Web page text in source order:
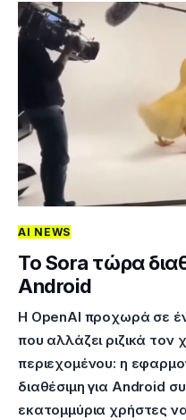
AI NEWS
Το Sora τώρα
Android
Η OpenAI προχωρά σε
που αλλάζει ριζικά τον
περιεχομένου: η
διαθέσιμη για Android
εκατομμύρια χρήστες